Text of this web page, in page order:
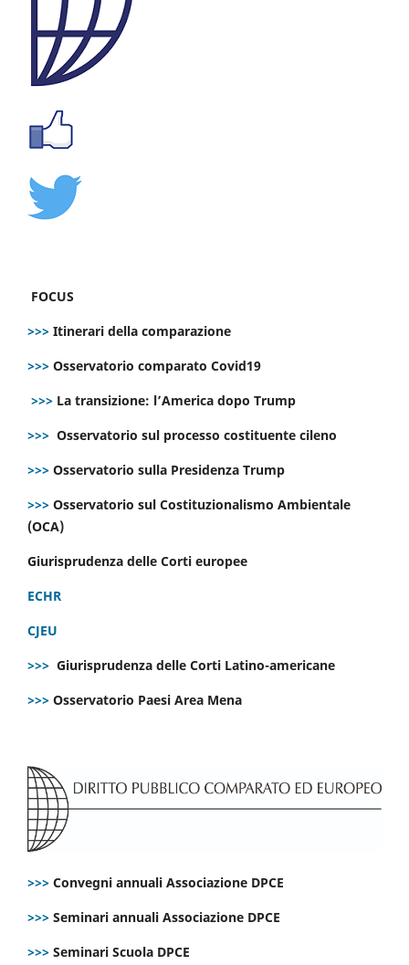
FOCUS
>>> Itinerari della comparazione
>>> Osservatorio comparato Covid19
>>> La transizione: l’America dopo Trump
>>> Osservatorio sul processo costituente cileno
>>> Osservatorio sulla Presidenza Trump
>>> Osservatorio sul Costituzionalismo Ambientale
(OCA)
Giurisprudenza delle Corti europee
ECHR
CJEU
>>> Giurisprudenza delle Corti Latino-americane
>>> Osservatorio Paesi Area Mena
>>> Convegni annuali Associazione DPCE
>>> Seminari annuali Associazione DPCE
>>> Seminari Scuola DPCE